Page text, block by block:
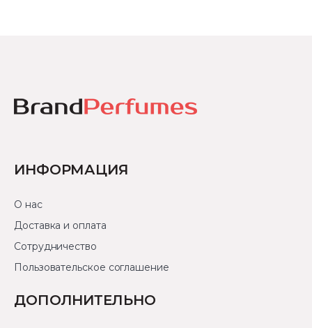
ИНФОРМАЦИЯ
О нас
Доставка и оплата
Сотрудничество
Пользовательское соглашение
ДОПОЛНИТЕЛЬНО